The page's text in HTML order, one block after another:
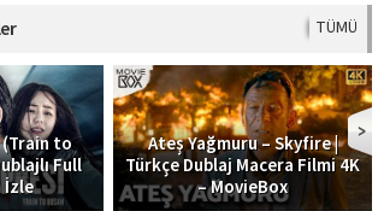
TÜMÜ
to
Full
İzle
Ateş Yağmuru – Skyfire |
Türkçe Dublaj Macera Filmi 4K
– MovieBox